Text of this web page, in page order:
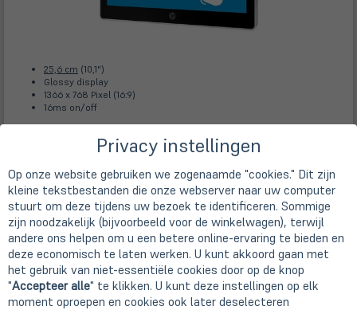
25,6 cm (10,1")
Glossy display
1366 x 768 Pixel (16:9)
16ms on/off
Leverbaar
€ 59,00
Voeg toe aan
winkelwagen
HP L7014t 14" Touchscreen-Monitor ohne
Standfuß
Gebrauchtgerät - Sehr Gut| Art.-Nr.A83863
Privacy instellingen
Op onze website gebruiken we zogenaamde "cookies." Dit zijn
kleine tekstbestanden die onze webserver naar uw computer
stuurt om deze tijdens uw bezoek te identificeren. Sommige
zijn noodzakelijk (bijvoorbeeld voor de winkelwagen), terwijl
andere ons helpen om u een betere online-ervaring te bieden en
deze economisch te laten werken. U kunt akkoord gaan met
het gebruik van niet-essentiële cookies door op de knop
"Accepteer alle" te klikken. U kunt deze instellingen op elk
moment oproepen en cookies ook later deselecteren